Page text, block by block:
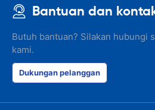
Bantuan dan
Butuh bantuan? Silakan hubungi
kami.
Dukungan pelanggan